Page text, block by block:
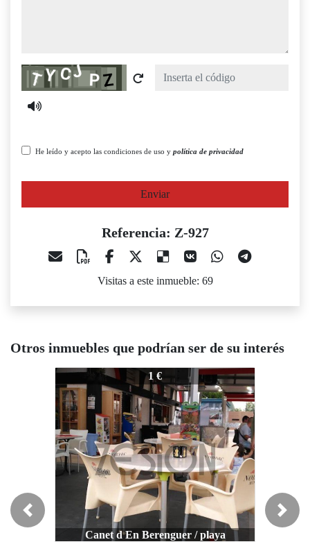
Captcha
He leído y acepto las condiciones de uso y política de privacidad
Enviar
Referencia: Z-927
Visitas a este inmueble: 69
Otros inmuebles que podrían ser de su interés
Z-927
1 €
Valencia / valencia
1 €
Canet d En Berenguer / playa
Previous Next